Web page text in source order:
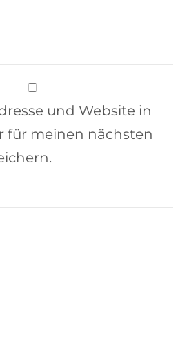
und Website in
für meinen nächsten